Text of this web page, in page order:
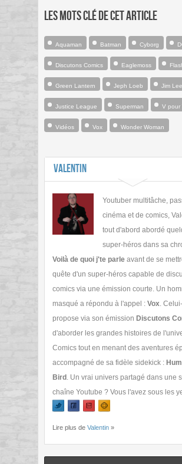
Les mots clé de cet article
Aquaman Batman Cyborg
Discutons Comics Eaglemoss
Green Lantern Jeph Loeb Jim Lee
Justice League Superman V pour
Vidéos Vox Wonder Woman
Valentin
Youtuber multitâche,
cinéma et de comics,
tout d'abord abordé
super-héros dans sa
Voilà de quoi j'te parle avant de se
quête d'un super-héros capable de
comics via une émission courte. Un
masqué a répondu à l'appel : Vox.
propose via son émission Discutons
d'aborder les grandes histoires de
Comics tout en menant des aventures
accompagné de sa fidèle sidekick :
Bird . Un vrai univers partagé dans une
chaîne Youtube ? Vous l'avez sous les
Lire plus de Valentin »